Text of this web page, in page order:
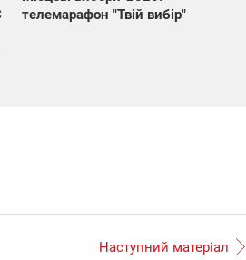
телемарафон "Твій вибір"
Наступний матеріал